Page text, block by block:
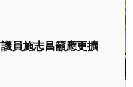
員施志昌籲應更擴